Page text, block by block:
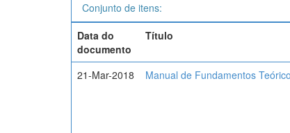
Conjunto de itens:
Data do
documento
Título
21-Mar-2018 Manual de Fundamentos